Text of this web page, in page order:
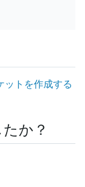
ットを作成する
か？